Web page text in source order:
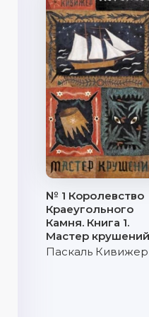
№ 1 Королевство
Краеугольного
Камня. Книга 1.
Мастер крушений
Паскаль Кивижер